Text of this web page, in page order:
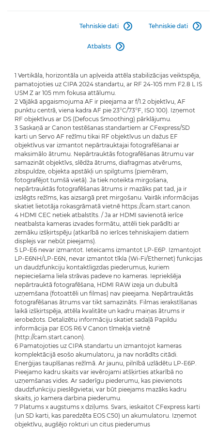
Tehniskie dati 
Atbalsts 
Tehniskie dati 
1 Vertikāla, horizontāla un apļveida attēla stabilizācijas veiktspēja,
pamatojoties uz CIPA 2024 standartu, ar RF 24-105 mm F2.8 L IS
USM Z ar 105 mm fokusa attālumu.
2 Vājākā apgaismojuma AF ir pieejama ar f/1.2 objektīvu, AF
punktu centrā, viena kadra AF pie 23°C/73°F, ISO 100). Izņemot
RF objektīvus ar DS (Defocus Smoothing) pārklājumu.
3 Saskaņā ar Canon testēšanas standartiem ar CFexpress/SD
karti un Servo AF režīmu tikai RF objektīvus un dažus EF
objektīvus var izmantot nepārtrauktajai fotografēšanai ar
maksimālo ātrumu. Nepārtrauktās fotografēšanas ātrumu var
samazināt objektīvs, slēdža ātrums, diafragmas atvērums,
zibspuldze, objekta apstākļi un spilgtums (piemēram,
fotografējot tumšā vietā). Ja tiek noteikta mirgošana,
nepārtrauktās fotografēšanas ātrums ir mazāks pat tad, ja ir
izslēgts režīms, kas aizsargā pret mirgošanu. Vairāk informācijas
skatiet lietotāja rokasgrāmatā vietnē https://cam.start.canon.
4 HDMI CEC netiek atbalstīts. / Ja ar HDMI savienotā ierīce
neatbalsta kameras izvades formātu, attēli tiek parādīti ar
zemāku izšķirtspēju (atkarībā no ierīces tehniskajiem datiem
displejs var nebūt pieejams).
5 LP-E6 nevar izmantot. Ieteicams izmantot LP-E6P. Izmantojot
LP-E6NH/LP-E6N, nevar izmantot tīkla (Wi-Fi/Ethernet) funkcijas
un daudzfunkciju kontaktligzdas piederumus, kuriem
nepieciešama liela strāvas padeve no kameras. Iepriekšēja
nepārtrauktā fotografēšana, HDMI RAW izeja un dubultā
uzņemšana (fotoattēli un filmas) nav pieejama. Nepārtrauktās
fotografēšanas ātrums var tikt samazināts. Filmas ierakstīšanas
laikā izšķirtspēja, attēla kvalitāte un kadru maiņas ātrums ir
ierobežots. Detalizētu informāciju skatiet sadaļā Papildu
informācija par EOS R6 V Canon tīmekļa vietnē
(http://cam.start.canon).
6 Pamatojoties uz CIPA standartu un izmantojot kameras
komplektācijā esošo akumulatoru, ja nav norādīts citādi.
Enerģijas taupīšanas režīmā. Ar jaunu, pilnībā uzlādētu LP-E6P.
Pieejamo kadru skaits var ievērojami atšķirties atkarībā no
uzņemšanas vides. Ar saderīgu piederumu, kas pievienots
daudzfunkciju pieslēgvietai, var būt pieejams mazāks kadru
skaits, jo kamera darbina piederumu.
7 Platums x augstums x dziļums. Svars, ieskaitot CFexpress karti
(un SD karti, kas paredzēta EOS C50) un akumulatoru. Izņemot
objektīvu, augšējo rokturi un citus piederumus